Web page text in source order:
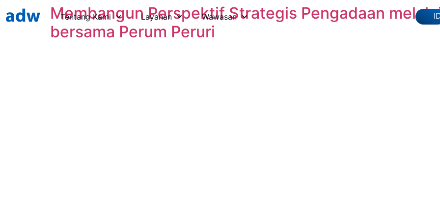
Tentang Kami Layanan Wawasan
Membangun Perspektif Strategis Pengadaan
bersama Perum Peruri